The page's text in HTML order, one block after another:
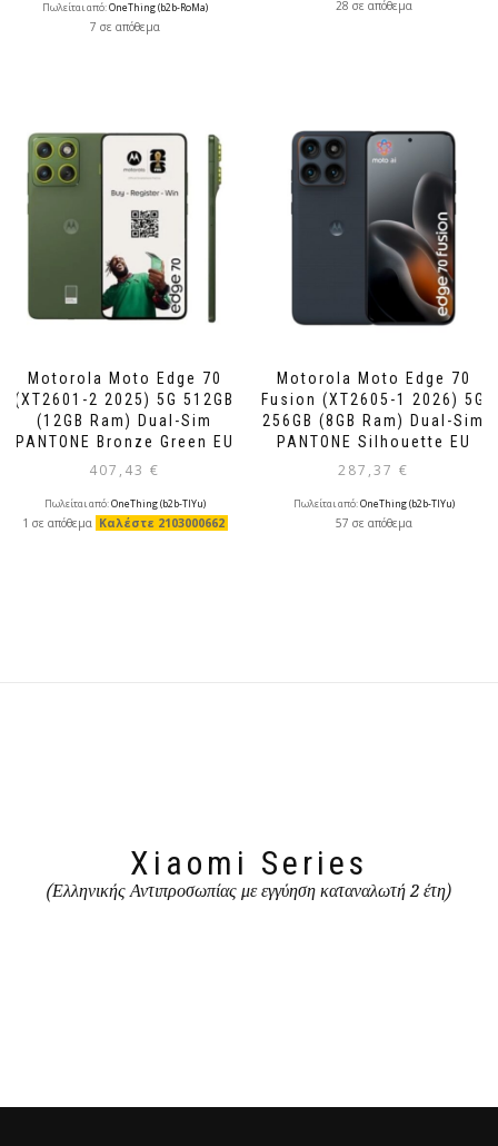
Πωλείται από:OneThing (b2b-RoMa)
7 σε απόθεμα
28 σε απόθεμα
Motorola Moto Edge 70
(XT2601-2 2025) 5G 512GB
(12GB Ram) Dual-Sim
PANTONE Bronze Green EU
407,43 €
Πωλείται από:OneThing (b2b-TlYu)
1 σε απόθεμα Καλέστε 2103000662
Motorola Moto Edge 70
Fusion (XT2605-1 2026) 5G
256GB (8GB Ram) Dual-Sim
PANTONE Silhouette EU
287,37 €
Πωλείται από:OneThing (b2b-TlYu)
57 σε απόθεμα
Xiaomi Series
(Ελληνικής Αντιπροσωπίας με εγγύηση καταναλωτή 2 έτη)